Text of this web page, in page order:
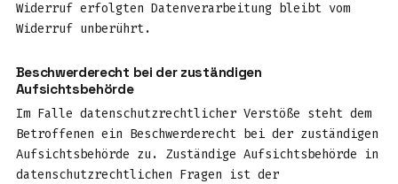
Widerruf erfolgten Datenverarbeitung bleibt vom
Widerruf unberührt.
Beschwerderecht bei der zuständigen
Aufsichtsbehörde
Im Falle datenschutzrechtlicher Verstöße steht dem
Betroffenen ein Beschwerderecht bei der zuständigen
Aufsichtsbehörde zu. Zuständige Aufsichtsbehörde in
datenschutzrechtlichen Fragen ist der